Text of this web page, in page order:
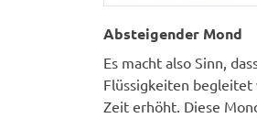
Absteigender Mond
Es macht also Sinn,
Flüssigkeiten
Zeit erhöht. Diese